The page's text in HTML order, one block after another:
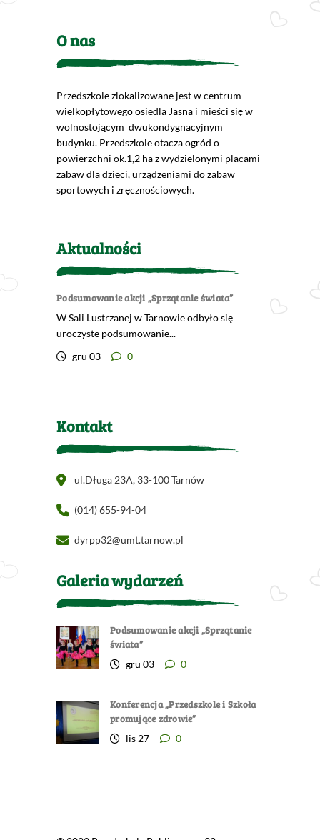
O nas
Przedszkole zlokalizowane jest w centrum
wielkopłytowego osiedla Jasna i mieści się w
wolnostojącym dwukondygnacyjnym
budynku. Przedszkole otacza ogród o
powierzchni ok.1,2 ha z wydzielonymi placami
zabaw dla dzieci, urządzeniami do zabaw
sportowych i zręcznościowych.
Aktualności
Podsumowanie akcji „Sprzątanie świata”
W Sali Lustrzanej w Tarnowie odbyło się
uroczyste podsumowanie...
gru 03
0
Kontakt
ul.Długa 23A, 33-100 Tarnów
(014) 655-94-04
dyrpp32@umt.tarnow.pl
Galeria wydarzeń
Podsumowanie akcji „Sprzątanie
świata”
gru 03 0
Konferencja „Przedszkole i Szkoła
promujące zdrowie”
lis 27 0